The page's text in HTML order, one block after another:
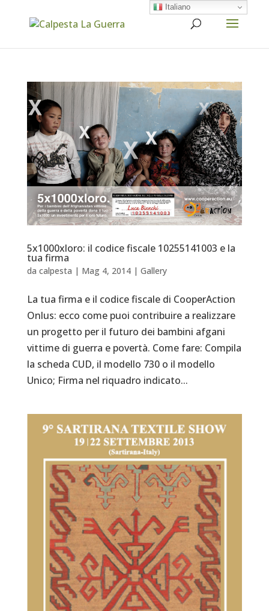
5x1000xloro: il codice fiscale 10255141003 e la
tua firma
da calpesta | Mag 4, 2014| Gallery
La tua firma e il codice fiscale di CooperAction
Onlus: ecco come puoi contribuire a realizzare
un progetto per il futuro dei bambini afgani
vittime di guerra e povertà. Come fare: Compila
la scheda CUD, il modello 730 o il modello
Unico; Firma nel riquadro indicato...
Italiano